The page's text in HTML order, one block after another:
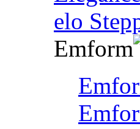
elo
Emform